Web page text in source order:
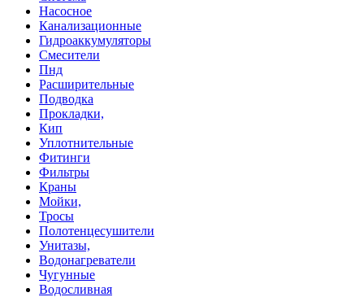
Насосное
Канализационные
Гидроаккумуляторы
Смесители
Пнд
Расширительные
Подводка
Прокладки,
Кип
Уплотнительные
Фитинги
Фильтры
Краны
Мойки,
Тросы
Полотенцесушители
Унитазы,
Водонагреватели
Чугунные
Водосливная